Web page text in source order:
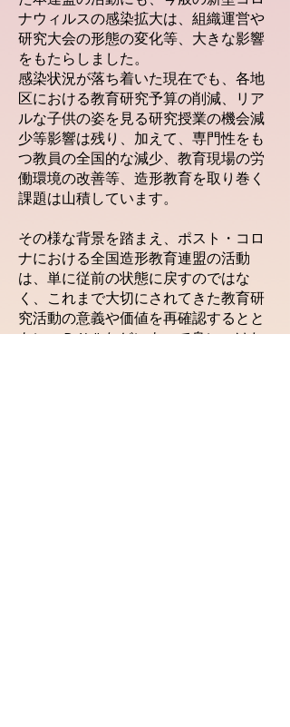
ナウィルスの感染拡大は、組織運営や
研究大会の形態の変化等、大きな影響
をもたらしました。
感染状況が落ち着いた現在でも、各地
区における教育研究予算の削減、リア
ルな子供の姿を見る研究授業の機会減
少等影響は残り、加えて、専門性をも
つ教員の全国的な減少、教育現場の労
働環境の改善等、造形教育を取り巻く
課題は山積しています。
その様な背景を踏まえ、ポスト・コロ
ナにおける全国造形教育連盟の活動
は、単に従前の状態に戻すのではな
く、これまで大切にされてきた教育研
究活動の意義や価値を再確認するとと
もに、ＤＸ[ii]などによって身につけた